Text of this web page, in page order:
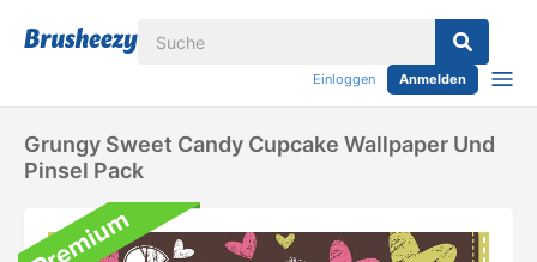
Einloggen Anmelden
Grungy Sweet Candy Cupcake Wallpaper Und
Pinsel Pack